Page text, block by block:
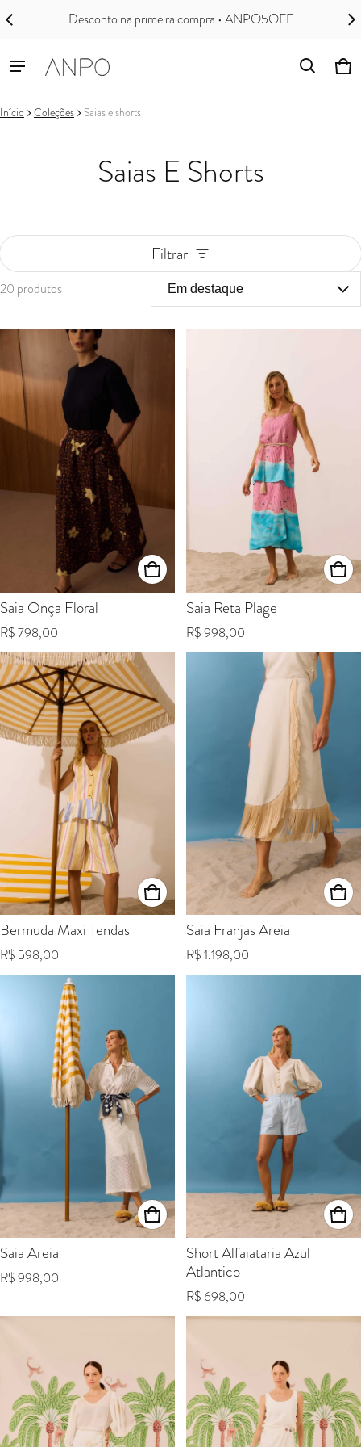
Desconto na primeira compra • ANPO5OFF
0
Início Coleções Saias e shorts
Saias E Shorts
Filtrar
20 produtos
Saias e shorts
Saia Onça Floral
Preço normal
R$ 798,00
Saia Reta Plage
Preço normal
R$ 998,00
Bermuda Maxi Tendas
Preço normal
R$ 598,00
Saia Franjas Areia
Preço normal
R$ 1.198,00
Saia Areia
Preço normal
R$ 998,00
Short Alfaiataria Azul
Atlantico
Preço normal
R$ 698,00